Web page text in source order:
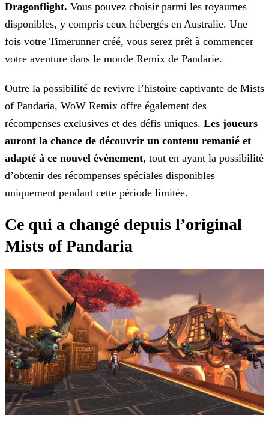
Dragonflight. Vous pouvez choisir parmi les royaumes
disponibles, y compris ceux hébergés en Australie. Une
fois votre Timerunner créé, vous serez prêt à commencer
votre aventure dans le monde Remix de Pandarie.
Outre la possibilité de revivre l’histoire captivante de Mists
of Pandaria, WoW Remix offre également des
récompenses exclusives et des défis uniques. Les joueurs
auront la chance de découvrir un contenu remanié et
adapté à ce nouvel événement, tout en ayant la possibilité
d’obtenir des récompenses spéciales disponibles
uniquement pendant cette période limitée.
Ce qui a changé depuis l’original
Mists of Pandaria